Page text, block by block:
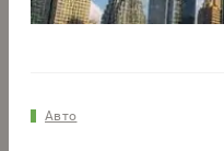
Авто